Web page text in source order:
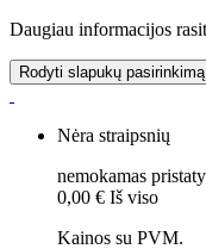
Daugiau informacijos
Rodyti slapukų pasirinkimą
Nėra straipsnių
nemokamas
0,00 € Iš viso
Kainos su PVM.